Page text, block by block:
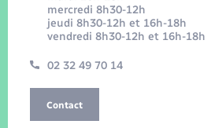
mercredi 8h30-12h
jeudi 8h30-12h et 16h-18h
vendredi 8h30-12h et 16h-18h
02 32 49 70 14
Contact